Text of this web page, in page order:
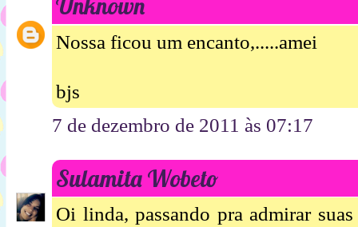
Nossa ficou um encanto,.....amei
bjs
7 de dezembro de 2011 às 07:17
Sulamita Wobeto
Oi linda, passando pra admirar